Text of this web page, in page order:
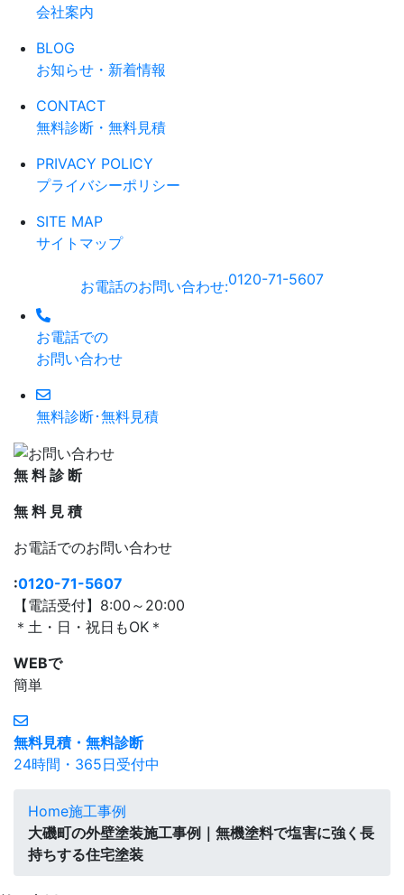
会社案内
BLOG
お知らせ・新着情報
CONTACT
無料診断・無料見積
PRIVACY POLICY
プライバシーポリシー
SITE MAP
サイトマップ
お電話のお問い合わせ:0120-71-5607
お電話での
お問い合わせ
無料診断･無料見積
無 料 診 断
無 料 見 積
お電話でのお問い合わせ
:0120-71-5607
【電話受付】8:00～20:00
＊土・日・祝日もOK＊
WEBで
簡単
無料見積・無料診断
24時間・365日受付中
Home施工事例
大磯町の外壁塗装施工事例｜無機塗料で塩害に強く長
持ちする住宅塗装